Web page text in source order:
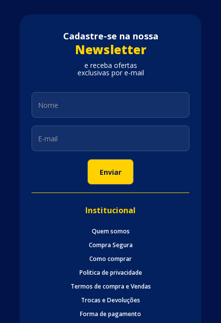
Cadastre-se na nossa
Newsletter
e receba ofertas
exclusivas por e-mail
Institucional
Quem somos
Compra Segura
Como comprar
Politica de privacidade
Termos de compra e Vendas
Trocas e Devoluções
Forma de pagamento